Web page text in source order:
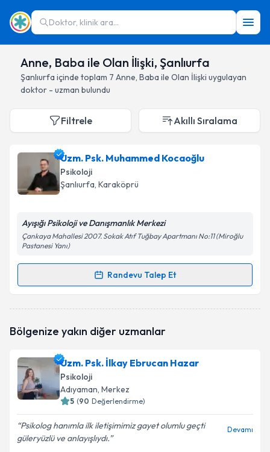
Doktor, klinik ara...
Anne, Baba ile Olan İlişki, Şanlıurfa
Şanlıurfa içinde toplam 7 Anne, Baba ile Olan İlişki uygulayan
doktor - uzman bulundu
Filtrele Akıllı Sıralama
Uzm. Psk. Muhammed Kocaoğlu
Psikoloji
Şanlıurfa, Karaköprü
Ayışığı Psikoloji ve Danışmanlık Merkezi
Çankaya Mahallesi 2007. Sokak Atıf Tuğbay Apartmanı No:11 (Miroğlu
Pastanesi Yanı)
Randevu Talep Et
Randevu Takvimi Talebi
takvimi talebi oluşturun. Size bu uzmandan randevu
bilgilendireceğiz.
E-posta Adresiniz
Kişisel verilerimin işlenmesine ilişkin
Bölgenize yakın diğer uzmanlar
Uzm. Psk. İlkay Ebrucan Hazar
Psikoloji
Adıyaman, Merkez
5 (90 Değerlendirme)
Psikolog hanımla ilk iletişimimiz gayet olumlu geçti
güleryüzlü ve anlayışlıydı.
Devamı